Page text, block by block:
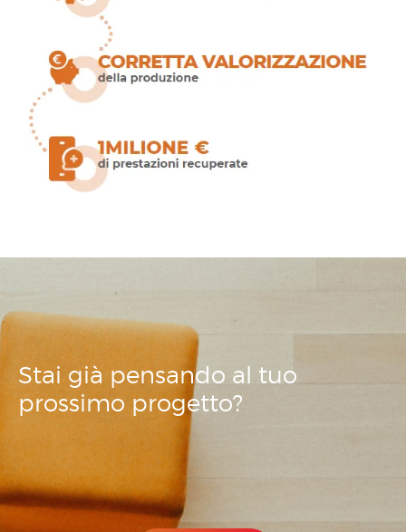
Stai già pensando al tuo
prossimo progetto?